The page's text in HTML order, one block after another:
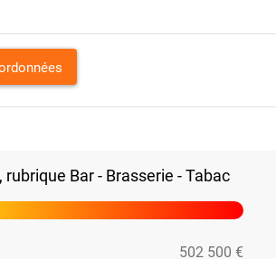
Bar - Brasserie - Tabac
502 500 €